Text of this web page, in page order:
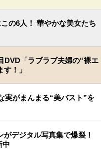
の6人！ 華やかな美女たち
DVD「ラブラブ夫婦の“裸エ
！」
実がまんまる“美バスト”を
デジタル写真集で爆裂！
中